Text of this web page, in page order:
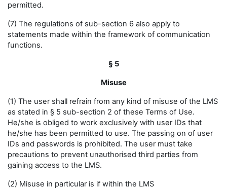
permitted.
(7) The regulations of sub-section 6 also apply to
statements made within the framework of communication
functions.
§ 5
Misuse
(1) The user shall refrain from any kind of misuse of the LMS
as stated in § 5 sub-section 2 of these Terms of Use.
He/she is obliged to work exclusively with user IDs that
he/she has been permitted to use. The passing on of user
IDs and passwords is prohibited. The user must take
precautions to prevent unauthorised third parties from
gaining access to the LMS.
(2) Misuse in particular is if within the LMS